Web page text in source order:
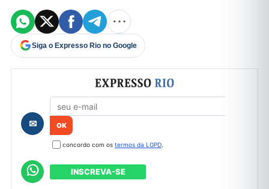
Siga o Expresso Rio no Google
Formulário de cadastro
✉
concordo com os termos da LGPD.
INSCREVA-SE